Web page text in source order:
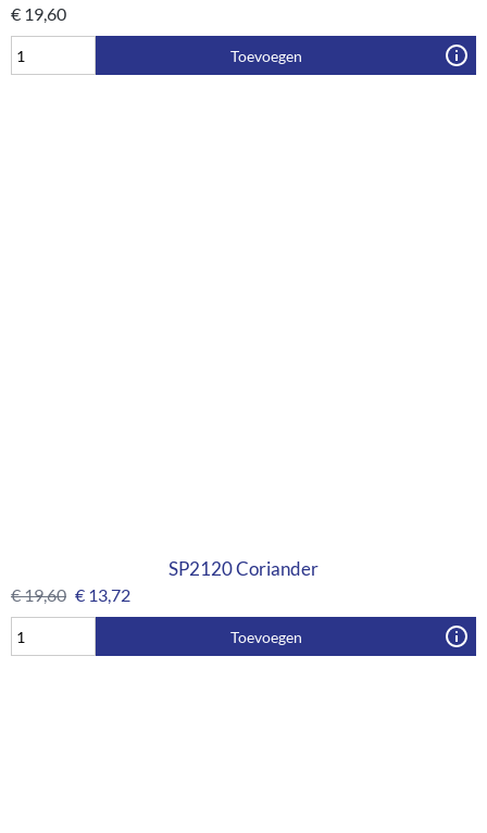
€ 19,60
Toevoegen
SP2120 Coriander
€19,60 € 13,72
Toevoegen